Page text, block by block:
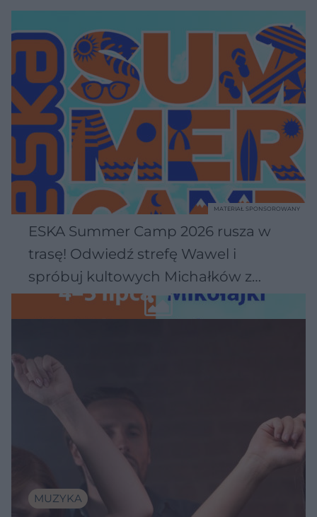
ESKA Summer Camp 2026 rusza w
trasę! Odwiedź strefę Wawel i
spróbuj kultowych Michałków z
Wawelu
MATERIAŁ SPONSOROWANY
MUZYKA